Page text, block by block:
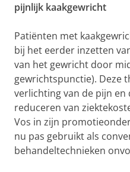
pijnlijk kaakgewricht
Patiënten met
bij het eerder inzetten
van het gewricht door
gewrichtspunctie). Deze
verlichting van de pijn en
reduceren van
Vos in zijn
nu pas gebruikt als
behandeltechnieken